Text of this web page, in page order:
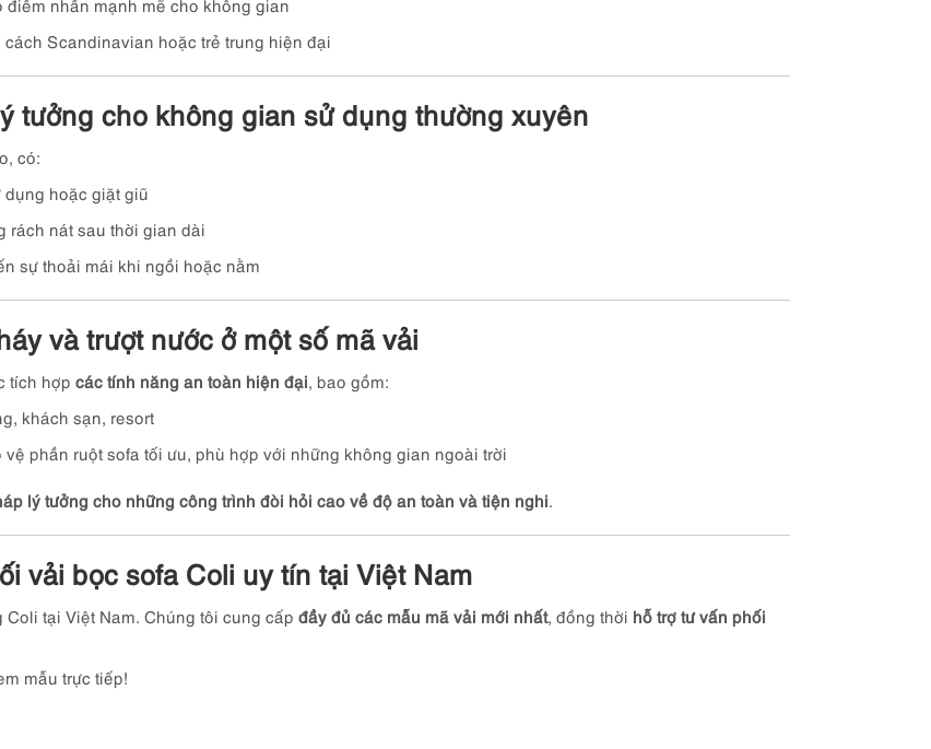
điểm nhấn mạnh mẽ cho không gian
Scandinavian hoặc trẻ trung hiện đại
tưởng cho không gian sử dụng thường xuyên
có:
hoặc giặt giũ
rách nát sau thời gian dài
sự thoải mái khi ngồi hoặc nằm
và trượt nước ở một số mã vải
tích hợp các tính năng an toàn hiện đại, bao gồm:
khách sạn, resort
phần ruột sofa tối ưu, phù hợp với những không gian ngoài trời
lý tưởng cho những công trình đòi hỏi cao về độ an toàn và tiện nghi.
vải bọc sofa Coli uy tín tại Việt Nam
tại Việt Nam. Chúng tôi cung cấp đầy đủ các mẫu mã vải mới nhất, đồng thời hỗ trợ tư vấn phối
mẫu trực tiếp!